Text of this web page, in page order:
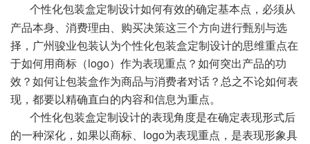
个性化包装盒定制设计如何有效的确定基本点，必须从
产品本身、消费理由、购买决策这三个方向进行甄别与选
择，广州骏业包装认为个性化包装盒定制设计的思维重点在
于如何用商标（logo）作为表现重点？如何突出产品的功
效？如何让包装盒作为商品与消费者对话？总之不论如何表
现，都要以精确直白的内容和信息为重点。
个性化包装盒定制设计的表现角度是在确定表现形式后
的一种深化，如果以商标、logo为表现重点，是表现形象具